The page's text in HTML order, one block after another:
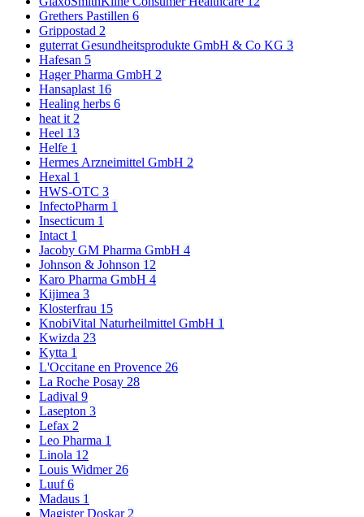
Grethers Pastillen 6
Grippostad 2
guterrat Gesundheitsprodukte GmbH & Co KG 3
Hafesan 5
Hager Pharma GmbH 2
Hansaplast 16
Healing herbs 6
heat it 2
Heel 13
Helfe 1
Hermes Arzneimittel GmbH 2
Hexal 1
HWS-OTC 3
InfectoPharm 1
Insecticum 1
Intact 1
Jacoby GM Pharma GmbH 4
Johnson & Johnson 12
Karo Pharma GmbH 4
Kijimea 3
Klosterfrau 15
KnobiVital Naturheilmittel GmbH 1
Kwizda 23
Kytta 1
L'Occitane en Provence 26
La Roche Posay 28
Ladival 9
Lasepton 3
Lefax 2
Leo Pharma 1
Linola 12
Louis Widmer 26
Luuf6
Madaus 1
Magister Doskar 2